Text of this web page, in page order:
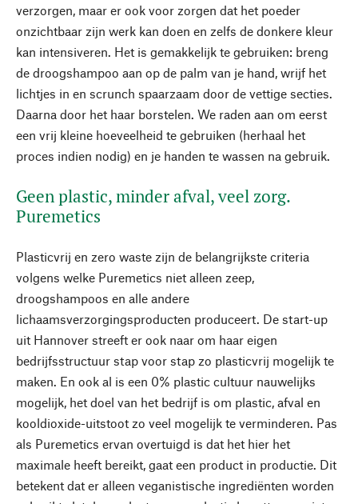
verzorgen, maar er ook voor zorgen dat het poeder
onzichtbaar zijn werk kan doen en zelfs de donkere kleur
kan intensiveren. Het is gemakkelijk te gebruiken: breng
de droogshampoo aan op de palm van je hand, wrijf het
lichtjes in en scrunch spaarzaam door de vettige secties.
Daarna door het haar borstelen. We raden aan om eerst
een vrij kleine hoeveelheid te gebruiken (herhaal het
proces indien nodig) en je handen te wassen na gebruik.
Geen plastic, minder afval, veel zorg.
Puremetics
Plasticvrij en zero waste zijn de belangrijkste criteria
volgens welke Puremetics niet alleen zeep,
droogshampoos en alle andere
lichaamsverzorgingsproducten produceert. De start-up
uit Hannover streeft er ook naar om haar eigen
bedrijfsstructuur stap voor stap zo plasticvrij mogelijk te
maken. En ook al is een 0% plastic cultuur nauwelijks
mogelijk, het doel van het bedrijf is om plastic, afval en
kooldioxide-uitstoot zo veel mogelijk te verminderen. Pas
als Puremetics ervan overtuigd is dat het hier het
maximale heeft bereikt, gaat een product in productie. Dit
betekent dat er alleen veganistische ingrediënten worden